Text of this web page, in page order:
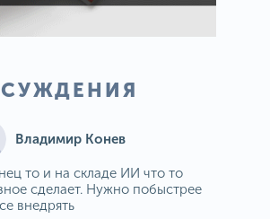
Владимир Конев
то и на складе ИИ что то
сделает. Нужно побыстрее
внедрять